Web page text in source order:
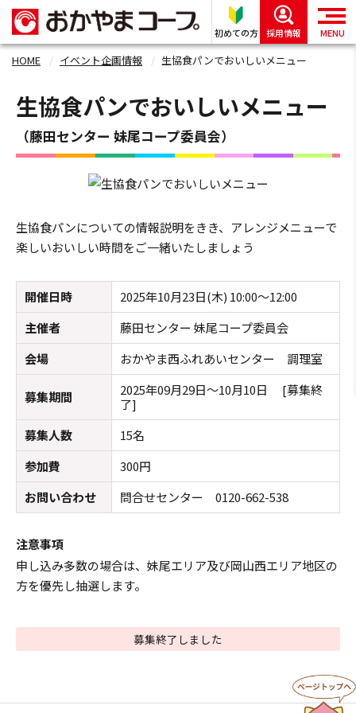
初めての方 採用情報 MENU
HOME イベント企画情報 生協食パンでおいしいメニュー
生協食パンでおいしいメニュー
（藤田センター 妹尾コープ委員会）
生協食パンについての情報説明をきき、アレンジメニューで
楽しいおいしい時間をご一緒いたしましょう
開催日時
2025年10月23日(木) 10:00～12:00
主催者
藤田センター 妹尾コープ委員会
会場
おかやま西ふれあいセンター 調理室
募集期間
2025年09月29日～10月10日 [募集終
了]
募集人数
15名
参加費
300円
お問い合わせ
問合せセンター 0120-662-538
注意事項
申し込み多数の場合は、妹尾エリア及び岡山西エリア地区の
方を優先し抽選します。
募集終了しました